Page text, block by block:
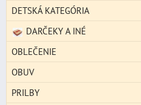
DETSKÁ KATEGÓRIA
DARČEKY A INÉ
OBLEČENIE
OBUV
PRILBY